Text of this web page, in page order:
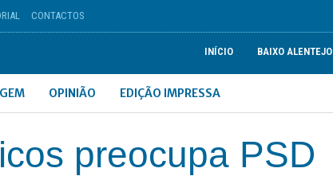
CONTACTOS
INÍCIO BAIXO ALENTEJO
OPINIÃO EDIÇÃO IMPRESSA
preocupa PSD